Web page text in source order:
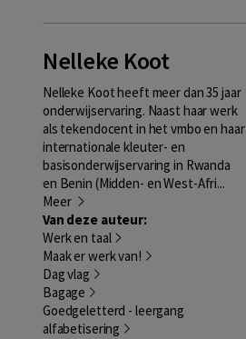
Nelleke Koot
Nelleke Koot heeft meer dan 35 jaar
onderwijservaring. Naast haar werk
als tekendocent in het vmbo en haar
internationale kleuter- en
basisonderwijservaring in Rwanda
en Benin (Midden- en West-Afri...
Meer
Van deze auteur:
Werk en taal
Maak er werk van!
Dag vlag
Bagage
Goedgeletterd - leergang
alfabetisering